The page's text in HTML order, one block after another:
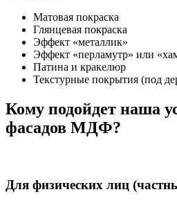
Матовая покраска
Глянцевая покраска
Эффект «металлик»
Эффект «перламутр» или
Патина и кракелюр
Текстурные покрытия (под
Кому подойдет наша
фасадов МДФ?
Для физических лиц